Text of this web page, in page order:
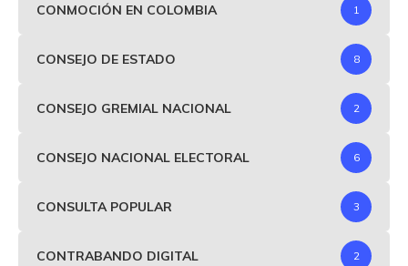
CONMOCIÓN EN COLOMBIA 1
CONSEJO DE ESTADO 8
CONSEJO GREMIAL NACIONAL 2
CONSEJO NACIONAL ELECTORAL 6
CONSULTA POPULAR 3
CONTRABANDO DIGITAL 2